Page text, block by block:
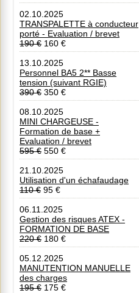
02.10.2025
TRANSPALETTE à conducteur
porté - Evaluation / brevet
190 € 160 €
13.10.2025
Personnel BA5 2** Basse
tension (suivant RGIE)
390 € 350 €
08.10.2025
MINI CHARGEUSE -
Formation de base +
Evaluation / brevet
595 € 550 €
21.10.2025
Utilisation d'un échafaudage
110 € 95 €
06.11.2025
Gestion des risques ATEX -
FORMATION DE BASE
220 € 180 €
05.12.2025
MANUTENTION MANUELLE
des charges
195 € 175 €